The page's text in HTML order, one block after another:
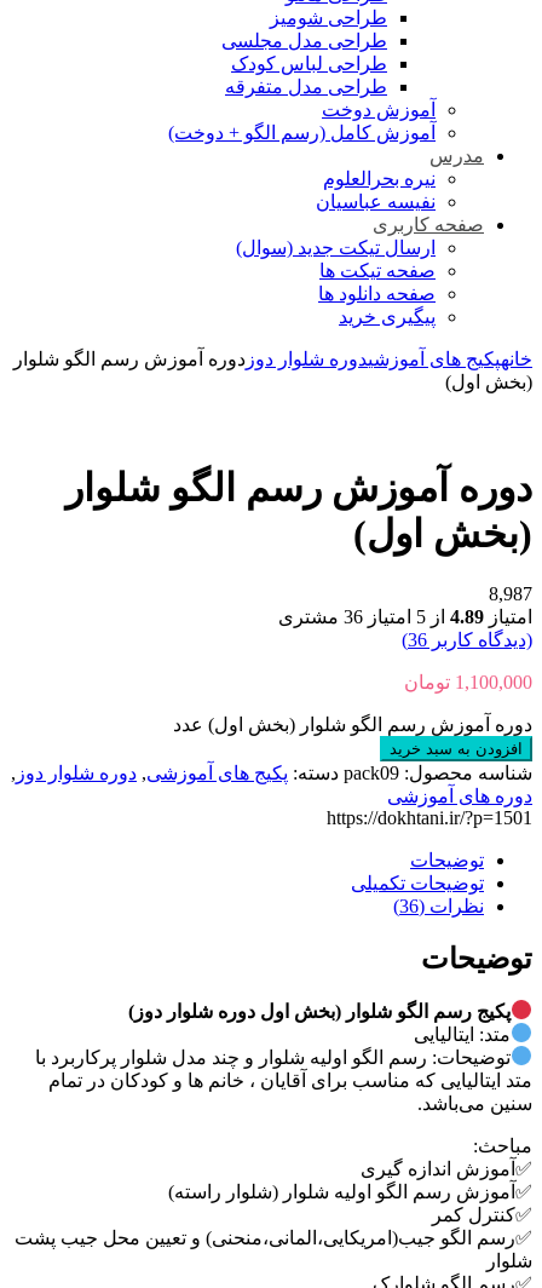
طراحی شومیز
طراحی مدل مجلسی
طراحی لباس کودک
طراحی مدل متفرقه
آموزش دوخت
آموزش کامل (رسم الگو + دوخت)
مدرس
نیره بحرالعلوم
نفیسه عباسیان
صفحه کاربری
ارسال تیکت جدید (سوال)
صفحه تیکت ها
صفحه دانلود ها
پیگیری خرید
خانهپکیج های آموزشیدوره شلوار دوز دوره آموزش رسم الگو شلوار
(بخش اول)
دوره آموزش رسم الگو شلوار
(بخش اول)
8,987
امتیاز 4.89 از 5 امتیاز 36 مشتری
(دیدگاه کاربر 36
)
1,100,000 تومان
دوره آموزش رسم الگو شلوار (بخش اول) عدد
افزودن به سبد خرید
شناسه محصول: pack09 دسته: پکیج های آموزشی, دوره شلوار دوز ,
دوره های آموزشی
https://dokhtani.ir/?p=1501
توضیحات
توضیحات تکمیلی
نظرات (36)
توضیحات
پکیج رسم الگو شلوار (بخش اول دوره شلوار دوز)
متد: ایتالیایی
توضیحات: رسم الگو اولیه شلوار و چند مدل شلوار پرکاربرد با
متد ایتالیایی که مناسب برای آقایان ، خانم ها و کودکان در تمام
سنین می‌باشد.
مباحث:
✅آموزش اندازه گیری
✅آموزش رسم الگو اولیه شلوار (شلوار راسته)
✅کنترل کمر
✅رسم الگو جیب(امریکایی،المانی،منحنی) و تعیین محل جیب پشت
شلوار
✅رسم الگو شلوارک